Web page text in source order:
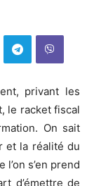
privant les
le racket fiscal
On sait
et la réalité du
l’on s’en prend
d’émettre de